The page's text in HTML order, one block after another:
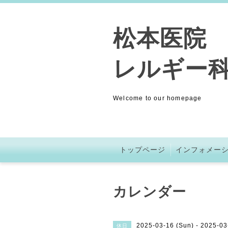
松本医院
レルギー
Welcome to our homepage
トップページ インフォメー
カレンダー
休日 2025-03-16 (Sun) - 2025-